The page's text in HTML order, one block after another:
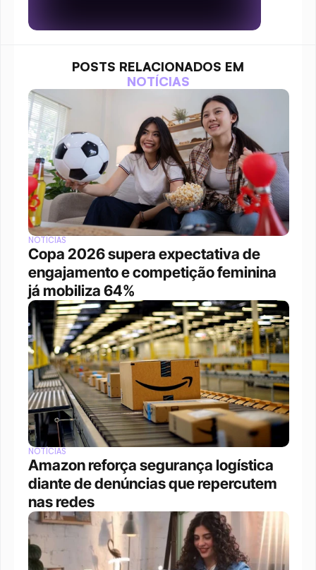
POSTS RELACIONADOS EM
NOTÍCIAS
NOTÍCIAS
Copa 2026 supera expectativa de
engajamento e competição feminina
já mobiliza 64%
NOTÍCIAS
Amazon reforça segurança logística
diante de denúncias que repercutem
nas redes